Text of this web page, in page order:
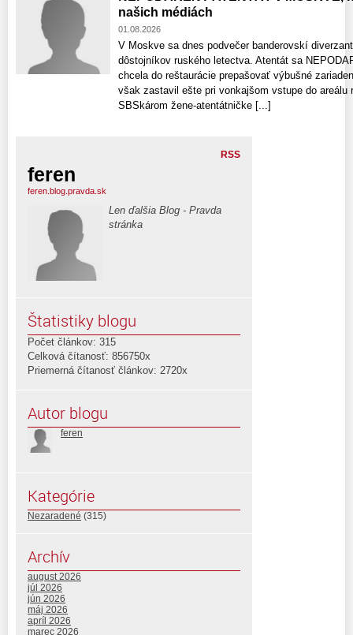
našich médiách
01.08.2026
V Moskve sa dnes podvečer banderovskí
dôstojníkov ruského letectva. Atentát sa
chcela do reštaurácie prepašovať výbušné
však zastavil ešte pri vonkajšom vstupe do
SBSkárom žene-atentátničke [...]
RSS
feren
feren.blog.pravda.sk
Len ďalšia Blog - Pravda
stránka
Štatistiky blogu
Počet článkov: 315
Celková čítanosť: 856750x
Priemerná čítanosť článkov: 2720x
Autor blogu
feren
Kategórie
Nezaradené (315)
Archív
august 2026
júl 2026
jún 2026
máj 2026
apríl 2026
marec 2026